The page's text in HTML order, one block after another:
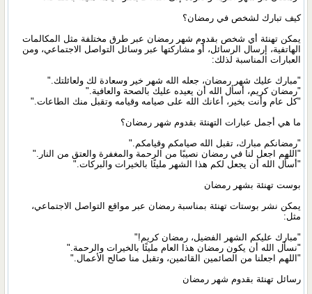
كيف تبارك لشخص في رمضان؟
يمكن تهنئة أي شخص بقدوم شهر رمضان عبر طرق مختلفة مثل المكالمات
الهاتفية، إرسال الرسائل، أو مشاركتها عبر وسائل التواصل الاجتماعي، ومن
العبارات المناسبة لذلك:
"مبارك عليك شهر رمضان، جعله الله شهر خير وسعادة لك ولعائلتك."
"رمضان كريم، أسأل الله أن يعيده عليك بالصحة والعافية."
"كل عام وأنت بخير، أعانك الله على صيامه وقيامه وتقبل منك الطاعات."
ما هي أجمل عبارات التهنئة بقدوم شهر رمضان؟
"رمضانكم مبارك، تقبل الله صيامكم وقيامكم."
"اللهم اجعل لنا في رمضان نصيبًا من الرحمة والمغفرة والعتق من النار."
"أسأل الله أن يجعل لكم هذا الشهر مليئًا بالخيرات والبركات."
بوست تهنئة بشهر رمضان
يمكن نشر بوستات تهنئة بمناسبة رمضان عبر مواقع التواصل الاجتماعي،
مثل:
"مبارك عليكم الشهر الفضيل، رمضان كريم!"
"نسأل الله أن يكون رمضان هذا العام مليئًا بالخيرات والرحمة."
"اللهم اجعلنا من الصائمين القائمين، وتقبل منا صالح الأعمال."
رسائل تهنئة بقدوم شهر رمضان